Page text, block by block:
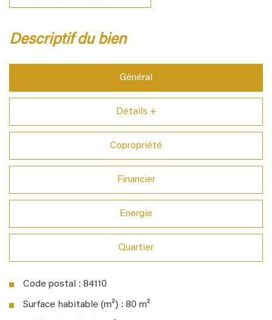
descriptif du bien
Général
Détails +
Copropriété
Financier
Energie
Quartier
Code postal : 84110
Surface habitable (m²) : 80 m²